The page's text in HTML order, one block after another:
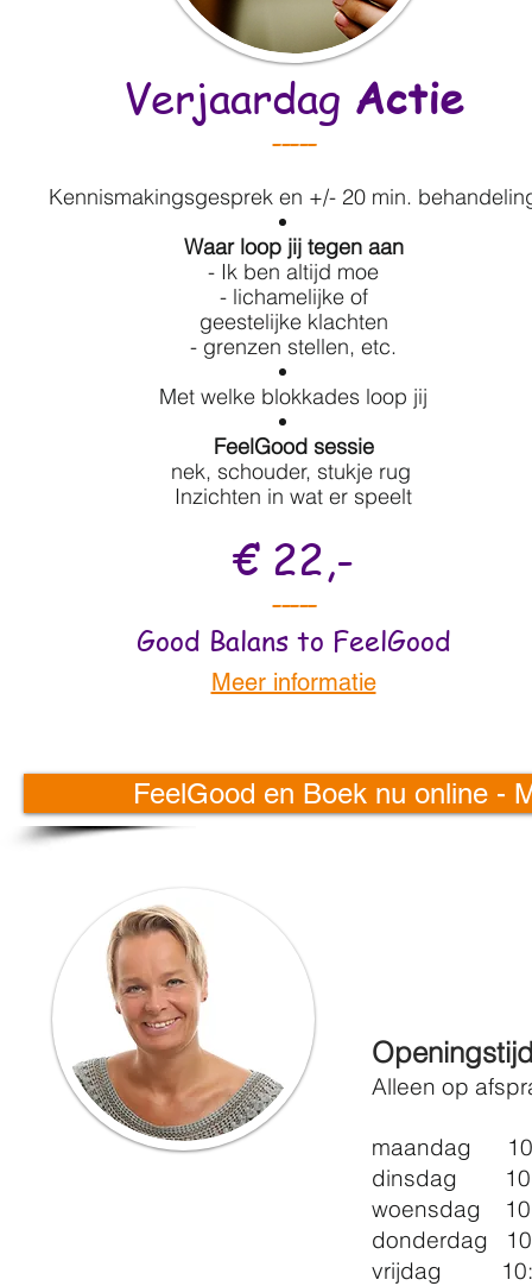
Verjaardag Actie
-----
Kennismakingsgesprek en +/- 20 min.
Waar loop jij tegen aan
- Ik ben altijd moe
- lichamelijke of
geestelijke klachten
- grenzen stellen, etc.
Met welke blokkades loop jij
FeelGood sessie
nek, schouder, stukje rug
Inzichten in wat er speelt
€ 22,-
-----
Good Balans to FeelGood
Meer informatie
FeelGood en Boek nu online -
Alleen op
maandag
dinsdag
woensdag
donderdag
vrijdag